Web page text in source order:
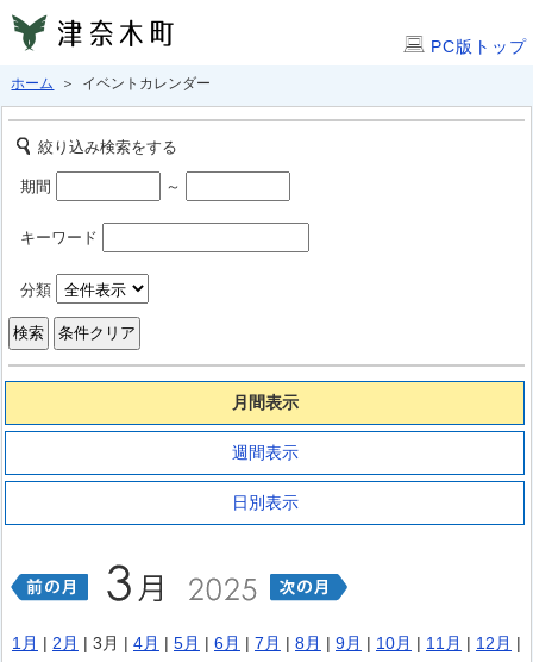
PC版トップ
ホーム ＞ イベントカレンダー
絞り込み検索をする
期間 ～
キーワード
分類
月間表示
週間表示
日別表示
1月 | 2月 | 3月 | 4月 | 5月 | 6月 | 7月 | 8月 | 9月 | 10月 | 11月 | 12月 |